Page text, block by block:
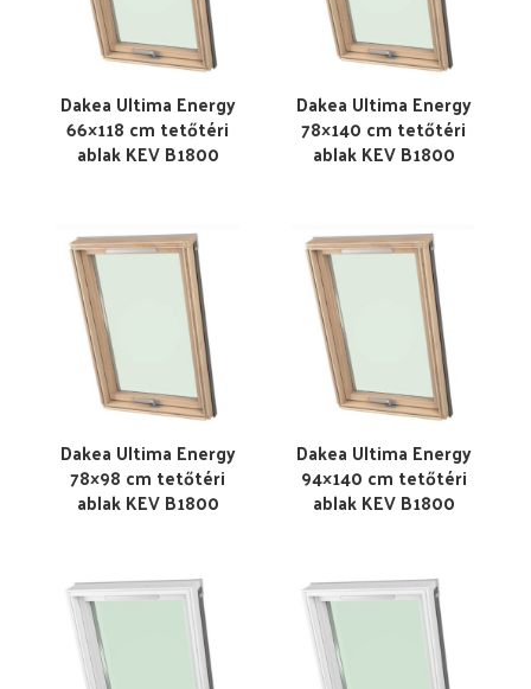
Dakea Ultima Energy
66×118 cm tetőtéri
ablak KEV B1800
Dakea Ultima Energy
78×140 cm tetőtéri
ablak KEV B1800
Dakea Ultima Energy
78×98 cm tetőtéri
ablak KEV B1800
Dakea Ultima Energy
94×140 cm tetőtéri
ablak KEV B1800